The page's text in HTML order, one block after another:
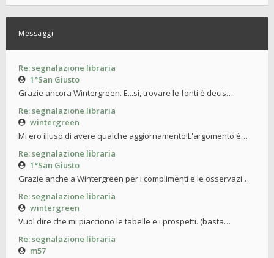
Messaggi
Re: segnalazione libraria
1°San Giusto
Grazie ancora Wintergreen. E...sì, trovare le fonti è decis…
Re: segnalazione libraria
wintergreen
Mi ero illuso di avere qualche aggiornamento!L'argomento è…
Re: segnalazione libraria
1°San Giusto
Grazie anche a Wintergreen per i complimenti e le osservazi…
Re: segnalazione libraria
wintergreen
Vuol dire che mi piacciono le tabelle e i prospetti. (basta…
Re: segnalazione libraria
m57